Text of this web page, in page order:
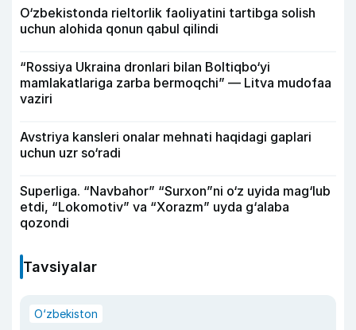
O‘zbekistonda rieltorlik faoliyatini tartibga solish
uchun alohida qonun qabul qilindi
“Rossiya Ukraina dronlari bilan Boltiqbo‘yi
mamlakatlariga zarba bermoqchi” — Litva mudofaa
vaziri
Avstriya kansleri onalar mehnati haqidagi gaplari
uchun uzr so‘radi
Superliga. “Navbahor” “Surxon”ni o‘z uyida mag‘lub
etdi, “Lokomotiv” va “Xorazm” uyda g‘alaba
qozondi
Tavsiyalar
O‘zbekiston